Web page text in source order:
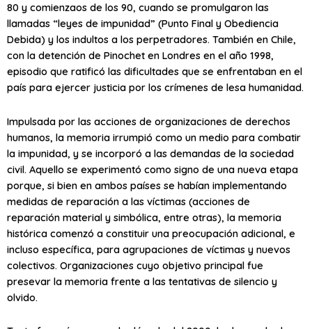
80 y comienzaos de los 90, cuando se promulgaron las
llamadas “leyes de impunidad” (Punto Final y Obediencia
Debida) y los indultos a los perpetradores. También en Chile,
con la detención de Pinochet en Londres en el año 1998,
episodio que ratificó las dificultades que se enfrentaban en el
país para ejercer justicia por los crímenes de lesa humanidad.
Impulsada por las acciones de organizaciones de derechos
humanos, la memoria irrumpió como un medio para combatir
la impunidad, y se incorporó a las demandas de la sociedad
civil. Aquello se experimentó como signo de una nueva etapa
porque, si bien en ambos países se habían implementando
medidas de reparación a las víctimas (acciones de
reparación material y simbólica, entre otras), la memoria
histórica comenzó a constituir una preocupación adicional, e
incluso específica, para agrupaciones de víctimas y nuevos
colectivos. Organizaciones cuyo objetivo principal fue
presevar la memoria frente a las tentativas de silencio y
olvido.